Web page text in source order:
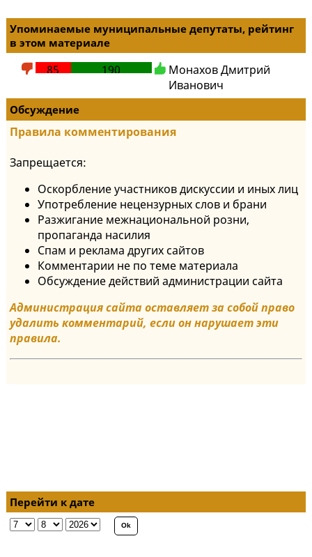
Упоминаемые муниципальные депутаты, рейтинг
в этом материале
85 190
Монахов Дмитрий
Иванович
Обсуждение
Правила комментирования
Запрещается:
Оскорбление участников дискуссии и иных лиц
Употребление нецензурных слов и брани
Разжигание межнациональной розни,
пропаганда насилия
Спам и реклама других сайтов
Комментарии не по теме материала
Обсуждение действий администрации сайта
Администрация сайта оставляет за собой право
удалить комментарий, если он нарушает эти
правила.
Перейти к дате